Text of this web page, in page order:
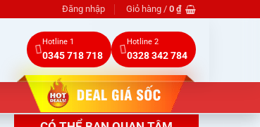
Đăng nhập Giỏ hàng / 0 ₫
Hotline 1
0345 718 718
Hotline 2
0328 342 784